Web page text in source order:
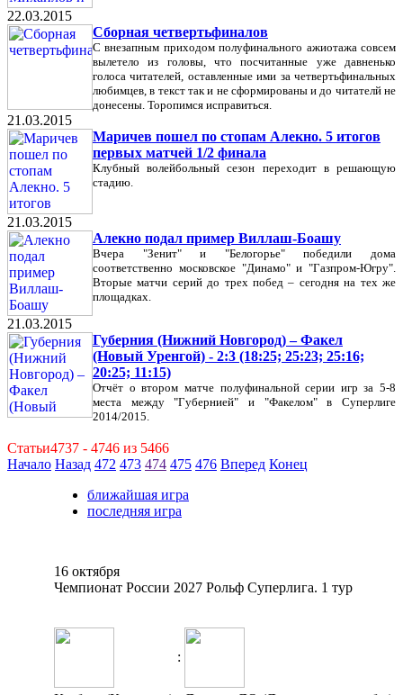
22.03.2015
Сборная четвертьфиналов
С внезапным приходом полуфинального ажиотажа совсем
вылетело из головы, что посчитанные уже давненько
голоса читателей, оставленные ими за четвертьфинальных
любимцев, в текст так и не сформированы и до читателй не
донесены. Торопимся исправиться.
21.03.2015
Маричев пошел по стопам Алекно. 5 итогов
первых матчей 1/2 финала
Клубный волейбольный сезон переходит в решающую
стадию.
21.03.2015
Алекно подал пример Виллаш-Боашу
Вчера "Зенит" и "Белогорье" победили дома
соответственно московское "Динамо" и "Газпром-Югру".
Вторые матчи серий до трех побед – сегодня на тех же
площадках.
21.03.2015
Губерния (Нижний Новгород) – Факел
(Новый Уренгой) - 2:3 (18:25; 25:23; 25:16;
20:25; 11:15)
Отчёт о втором матче полуфинальной серии игр за 5-8
места между "Губернией" и "Факелом" в Суперлиге
2014/2015.
Статьи4737 - 4746 из 5466
Начало Назад 472 473 474 475 476 Вперед Конец
ближайшая игра
последняя игра
16 октября
Чемпионат России 2027 Рольф Суперлига. 1 тур
: